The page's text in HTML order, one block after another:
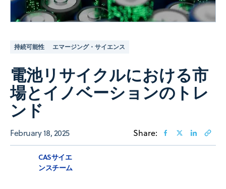
持続可能性 エマージング・サイエンス
電池リサイクルにおける市
場とイノベーションのトレ
ンド
February 18, 2025 Share:
CASサイエ
ンスチーム